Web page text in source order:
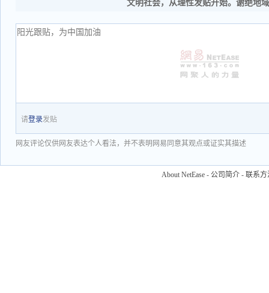
文明社会，从理性发贴开始。谢绝地
请登录发贴
网友评论仅供网友表达个人看法，并不表明网易同意其观点或证实其描述
About NetEase - 公司简介 - 联系方